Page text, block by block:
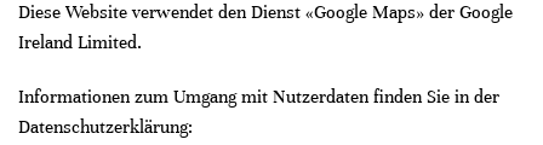
Diese Website verwendet den Dienst «Google Maps» der Google
Ireland Limited.
Informationen zum Umgang mit Nutzerdaten finden Sie in der
Datenschutzerklärung: